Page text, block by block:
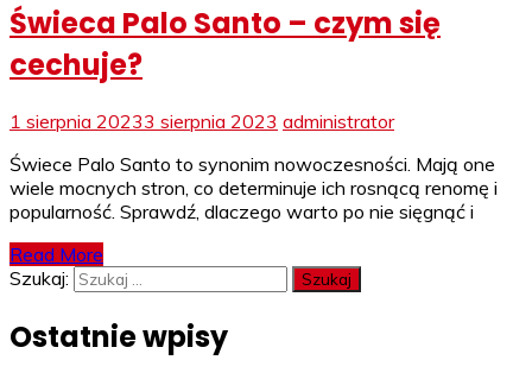
Świeca Palo Santo – czym się
cechuje?
1 sierpnia 20233 sierpnia 2023 administrator
Świece Palo Santo to synonim nowoczesności. Mają one
wiele mocnych stron, co determinuje ich rosnącą renomę i
popularność. Sprawdź, dlaczego warto po nie sięgnąć i
Read More
Szukaj:
Ostatnie wpisy